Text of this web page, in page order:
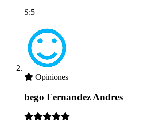
S:5
Opiniones
bego Fernandez Andres